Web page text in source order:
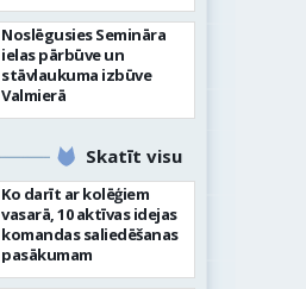
Noslēgusies Semināra
ielas pārbūve un
stāvlaukuma izbūve
Valmierā
Skatīt visu
Ko darīt ar kolēģiem
vasarā, 10 aktīvas idejas
komandas saliedēšanas
pasākumam